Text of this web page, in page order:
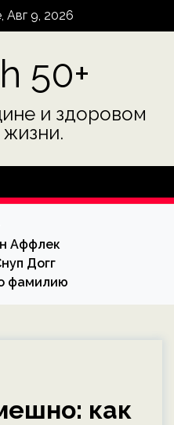
Авг 9, 2026
50+
и здоровом
Аффлек
Догг
фамилию
как